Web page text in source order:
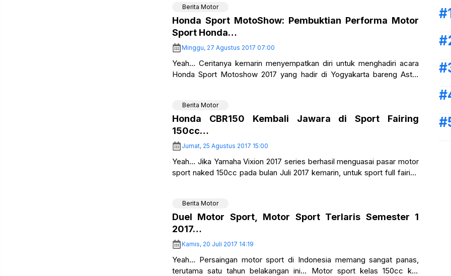
Berita Motor
Honda Sport MotoShow: Pembuktian Performa Motor
Sport Honda…
Minggu, 27 Agustus 2017 07:00
Yeah… Ceritanya kemarin menyempatkan diri untuk menghadiri acara
Honda Sport Motoshow 2017 yang hadir di Yogyakarta bareng Astra
Berita Motor
Honda CBR150 Kembali Jawara di Sport Fairing
150cc…
Jumat, 25 Agustus 2017 15:00
Yeah… Jika Yamaha Vixion 2017 series berhasil menguasai pasar motor
sport naked 150cc pada bulan Juli 2017 kemarin, untuk sport full fairing
Berita Motor
Duel Motor Sport, Motor Sport Terlaris Semester 1
2017…
Kamis, 20 Juli 2017 14:19
Yeah… Persaingan motor sport di Indonesia memang sangat panas,
terutama satu tahun belakangan ini… Motor sport kelas 150cc kini